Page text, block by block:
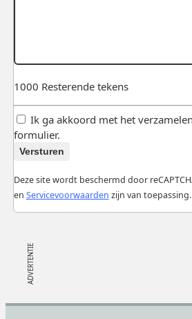
1000 Resterende tekens
Ik ga akkoord met het
formulier.
Versturen
Deze site wordt beschermd door
en Servicevoorwaarden zijn van toepassing.